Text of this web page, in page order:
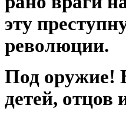
эту
революции.
Под оружие!
детей, отцов